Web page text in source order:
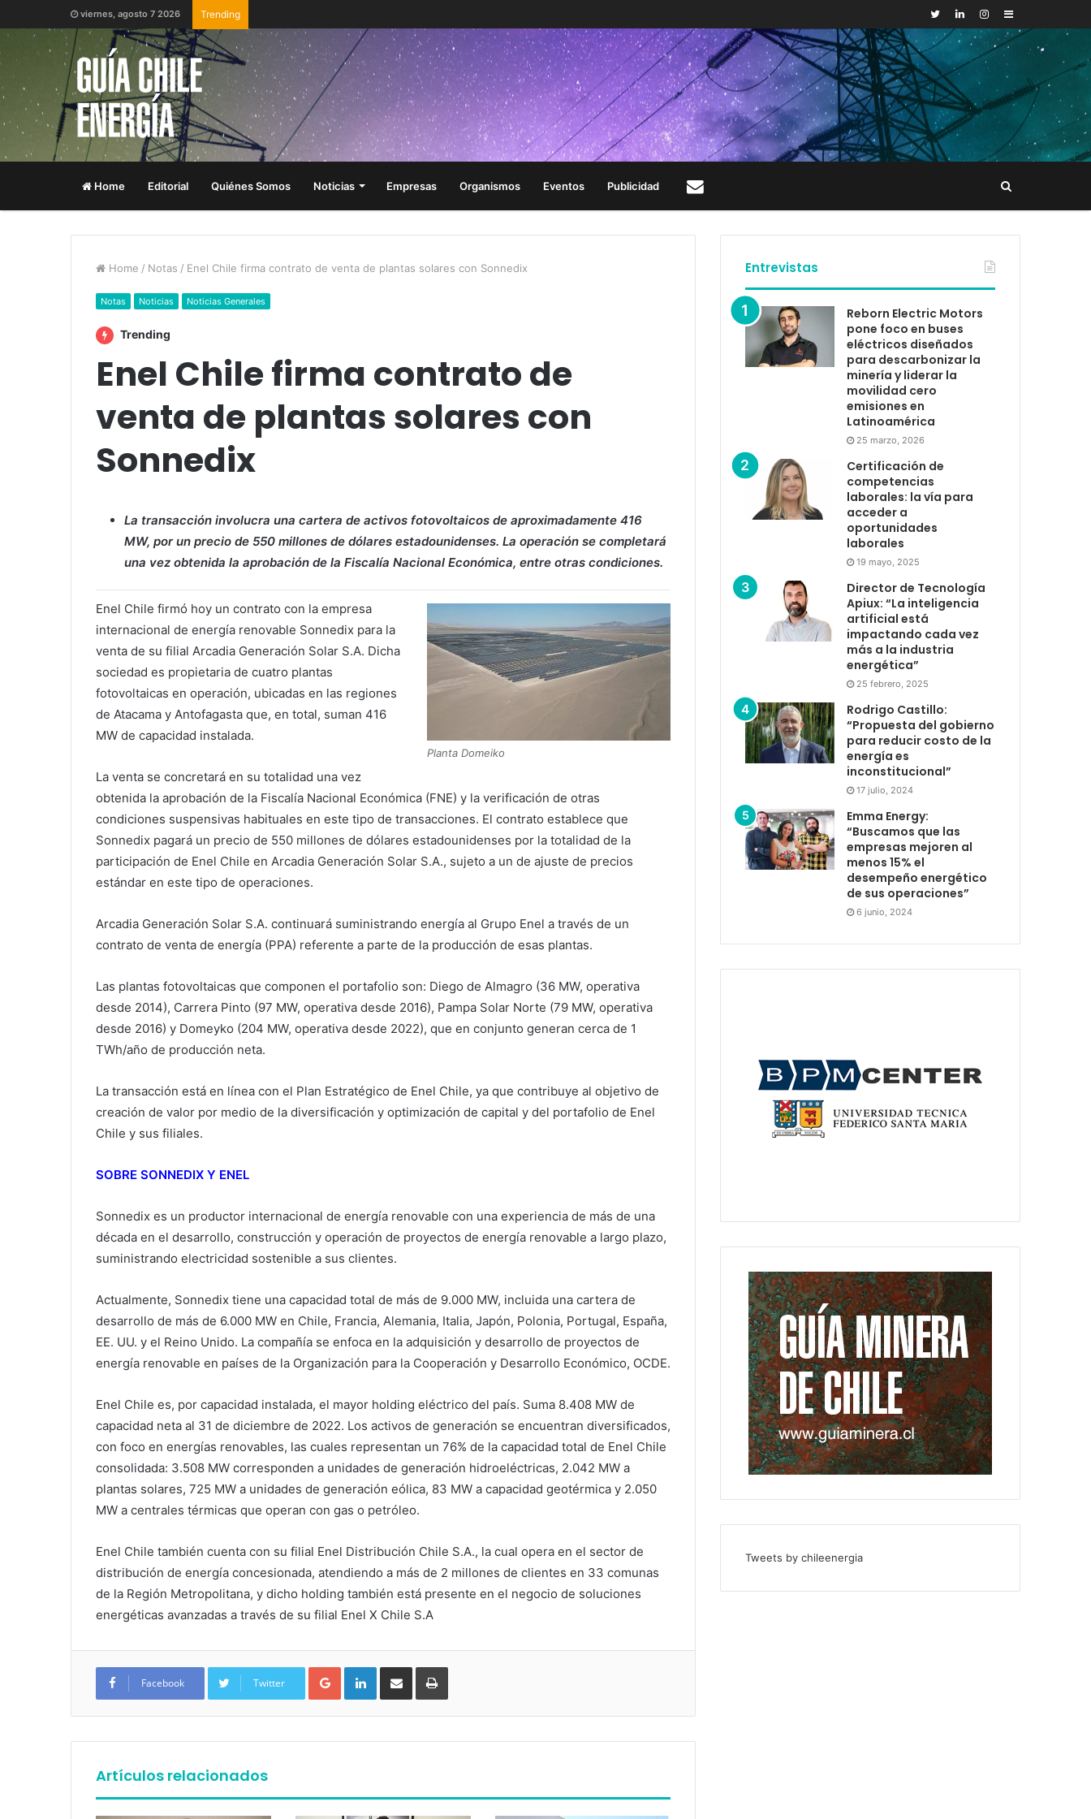
viernes, agosto 7 2026 Trending Sidebar
Home Editorial Quiénes Somos Noticias Empresas Organismos Eventos Publicidad
Home / Notas / Enel Chile firma contrato de venta de plantas solares con Sonnedix
Notas Noticias Noticias Generales
Trending
Enel Chile firma contrato de
venta de plantas solares con
Sonnedix
La transacción involucra una cartera de activos fotovoltaicos de aproximadamente 416
MW, por un precio de 550 millones de dólares estadounidenses. La operación se completará
una vez obtenida la aprobación de la Fiscalía Nacional Económica, entre otras condiciones.
Planta Domeiko
Enel Chile firmó hoy un contrato con la empresa
internacional de energía renovable Sonnedix para la
venta de su filial Arcadia Generación Solar S.A. Dicha
sociedad es propietaria de cuatro plantas
fotovoltaicas en operación, ubicadas en las regiones
de Atacama y Antofagasta que, en total, suman 416
MW de capacidad instalada.
La venta se concretará en su totalidad una vez
obtenida la aprobación de la Fiscalía Nacional Económica (FNE) y la verificación de otras
condiciones suspensivas habituales en este tipo de transacciones. El contrato establece que
Sonnedix pagará un precio de 550 millones de dólares estadounidenses por la totalidad de la
participación de Enel Chile en Arcadia Generación Solar S.A., sujeto a un de ajuste de precios
estándar en este tipo de operaciones.
Arcadia Generación Solar S.A. continuará suministrando energía al Grupo Enel a través de un
contrato de venta de energía (PPA) referente a parte de la producción de esas plantas.
Las plantas fotovoltaicas que componen el portafolio son: Diego de Almagro (36 MW, operativa
desde 2014), Carrera Pinto (97 MW, operativa desde 2016), Pampa Solar Norte (79 MW, operativa
desde 2016) y Domeyko (204 MW, operativa desde 2022), que en conjunto generan cerca de 1
TWh/año de producción neta.
La transacción está en línea con el Plan Estratégico de Enel Chile, ya que contribuye al objetivo de
creación de valor por medio de la diversificación y optimización de capital y del portafolio de Enel
Chile y sus filiales.
SOBRE SONNEDIX Y ENEL
Sonnedix es un productor internacional de energía renovable con una experiencia de más de una
década en el desarrollo, construcción y operación de proyectos de energía renovable a largo plazo,
suministrando electricidad sostenible a sus clientes.
Actualmente, Sonnedix tiene una capacidad total de más de 9.000 MW, incluida una cartera de
desarrollo de más de 6.000 MW en Chile, Francia, Alemania, Italia, Japón, Polonia, Portugal, España,
EE. UU. y el Reino Unido. La compañía se enfoca en la adquisición y desarrollo de proyectos de
energía renovable en países de la Organización para la Cooperación y Desarrollo Económico, OCDE.
Enel Chile es, por capacidad instalada, el mayor holding eléctrico del país. Suma 8.408 MW de
capacidad neta al 31 de diciembre de 2022. Los activos de generación se encuentran diversificados,
con foco en energías renovables, las cuales representan un 76% de la capacidad total de Enel Chile
consolidada: 3.508 MW corresponden a unidades de generación hidroeléctricas, 2.042 MW a
plantas solares, 725 MW a unidades de generación eólica, 83 MW a capacidad geotérmica y 2.050
MW a centrales térmicas que operan con gas o petróleo.
Enel Chile también cuenta con su filial Enel Distribución Chile S.A., la cual opera en el sector de
distribución de energía concesionada, atendiendo a más de 2 millones de clientes en 33 comunas
de la Región Metropolitana, y dicho holding también está presente en el negocio de soluciones
energéticas avanzadas a través de su filial Enel X Chile S.A
Facebook Twitter
Google+ LinkedIn
Artículos relacionados
Entrevistas
Reborn Electric Motors
pone foco en buses
eléctricos diseñados
para descarbonizar la
minería y liderar la
movilidad cero
emisiones en
Latinoamérica
25 marzo, 2026
Certificación de
competencias
laborales: la vía para
acceder a
oportunidades
laborales
19 mayo, 2025
Director de Tecnología
Apiux: “La inteligencia
artificial está
impactando cada vez
más a la industria
energética”
25 febrero, 2025
Rodrigo Castillo:
“Propuesta del gobierno
para reducir costo de la
energía es
inconstitucional”
17 julio, 2024
Emma Energy:
“Buscamos que las
empresas mejoren al
menos 15% el
desempeño energético
de sus operaciones”
6 junio, 2024
Tweets by chileenergia